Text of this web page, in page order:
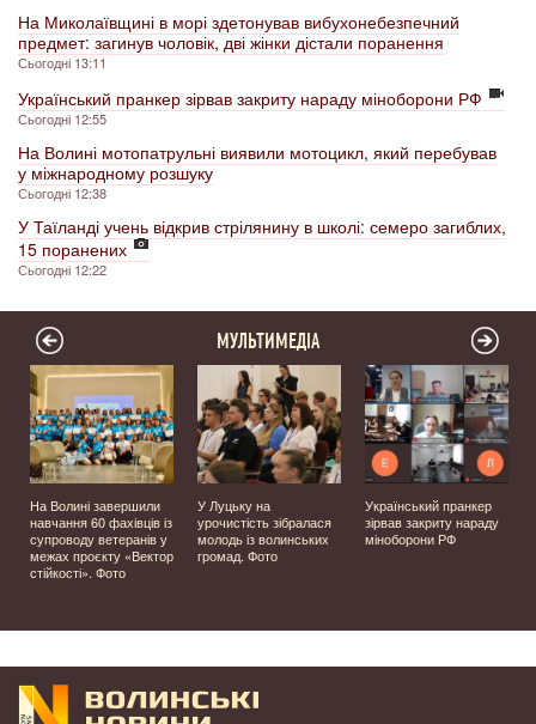
На Миколаївщині в морі здетонував вибухонебезпечний
предмет: загинув чоловік, дві жінки дістали поранення
Сьогодні 13:11
Український пранкер зірвав закриту нараду міноборони РФ
Сьогодні 12:55
На Волині мотопатрульні виявили мотоцикл, який перебував
у міжнародному розшуку
Сьогодні 12:38
У Таїланді учень відкрив стрілянину в школі: семеро загиблих,
15 поранених
Сьогодні 12:22
МУЛЬТИМЕДІА
На Волині завершили
навчання 60 фахівців із
супроводу ветеранів у
межах проєкту «Вектор
стійкості». Фото
У Луцьку на
урочистість зібралася
молодь із волинських
громад. Фото
Український пранкер
зірвав закриту нараду
міноборони РФ